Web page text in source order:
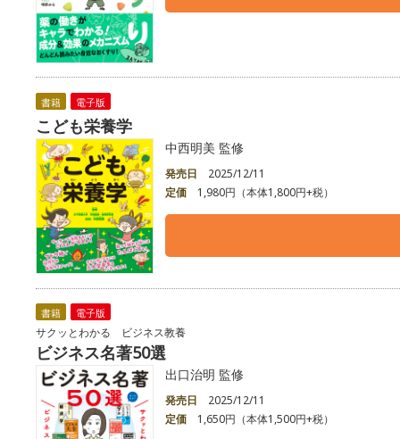
書籍 電子版
こども栄養学
中西明美 監修
発売日
2025/12/11
定価
1,980円（本体1,800円+税）
書籍 電子版
サクッとわかる ビジネス教養
ビジネス名著50選
出口治明 監修
発売日
2025/12/11
定価
1,650円（本体1,500円+税）